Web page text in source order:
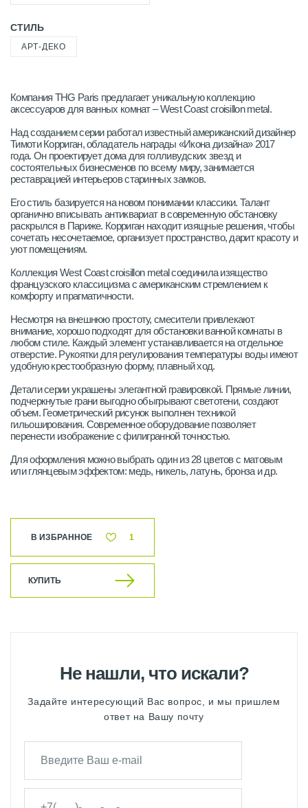
СТИЛЬ
АРТ-ДЕКО
Компания THG Paris предлагает уникальную коллекцию
аксессуаров для ванных комнат – West Coast croisillon metal.
Над созданием серии работал известный американский дизайнер
Тимоти Корриган, обладатель награды «Икона дизайна» 2017
года. Он проектирует дома для голливудских звезд и
состоятельных бизнесменов по всему миру, занимается
реставрацией интерьеров старинных замков.
Его стиль базируется на новом понимании классики. Талант
органично вписывать антиквариат в современную обстановку
раскрылся в Париже. Корриган находит изящные решения, чтобы
сочетать несочетаемое, организует пространство, дарит красоту и
уют помещениям.
Коллекция West Coast croisillon metal соединила изящество
французского классицизма с американским стремлением к
комфорту и прагматичности.
Несмотря на внешнюю простоту, смесители привлекают
внимание, хорошо подходят для обстановки ванной комнаты в
любом стиле. Каждый элемент устанавливается на отдельное
отверстие. Рукоятки для регулирования температуры воды имеют
удобную крестообразную форму, плавный ход.
Детали серии украшены элегантной гравировкой. Прямые линии,
подчеркнутые грани выгодно обыгрывают светотени, создают
объем. Геометрический рисунок выполнен техникой
гильоширования. Современное оборудование позволяет
перенести изображение с филигранной точностью.
Для оформления можно выбрать один из 28 цветов с матовым
или глянцевым эффектом: медь, никель, латунь, бронза и др.
В ИЗБРАННОЕ 1
КУПИТЬ
Не нашли, что искали?
Задайте интересующий Вас вопрос, и мы пришлем
ответ на Вашу почту